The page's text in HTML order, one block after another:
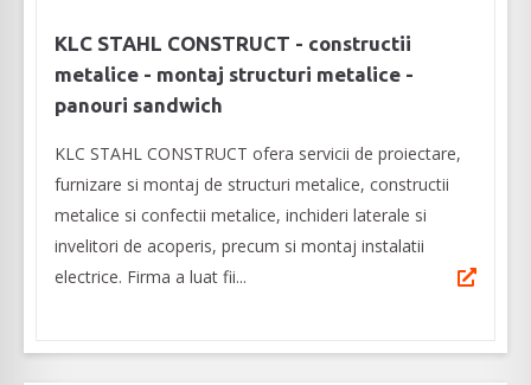
KLC STAHL CONSTRUCT - constructii
metalice - montaj structuri metalice -
panouri sandwich
KLC STAHL CONSTRUCT ofera servicii de proiectare,
furnizare si montaj de structuri metalice, constructii
metalice si confectii metalice, inchideri laterale si
invelitori de acoperis, precum si montaj instalatii
electrice. Firma a luat fii...